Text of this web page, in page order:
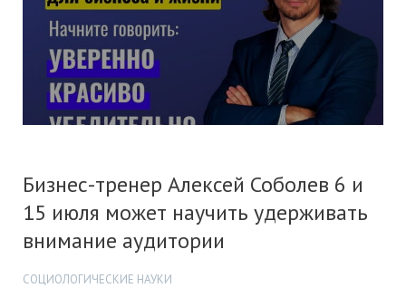
Бизнес-тренер Алексей Соболев 6 и
15 июля может научить удерживать
внимание аудитории
СОЦИОЛОГИЧЕСКИЕ НАУКИ